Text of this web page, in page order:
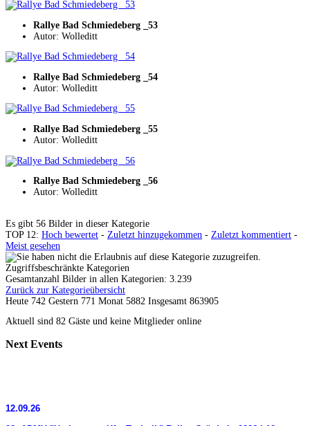
Rallye Bad Schmiedeberg _53
Autor: Wolleditt
Rallye Bad Schmiedeberg _54
Autor: Wolleditt
Rallye Bad Schmiedeberg _55
Autor: Wolleditt
Rallye Bad Schmiedeberg _56
Autor: Wolleditt
Es gibt 56 Bilder in dieser Kategorie
TOP 12: Hoch bewertet - Zuletzt hinzugekommen - Zuletzt kommentiert -
Meist gesehen
Zugriffsbeschränkte Kategorien
Gesamtanzahl Bilder in allen Kategorien: 3.239
Zurück zur Kategorieübersicht
Heute 742 Gestern 771 Monat 5882 Insgesamt 863905
Aktuell sind 82 Gäste und keine Mitglieder online
Next Events
12.09.26